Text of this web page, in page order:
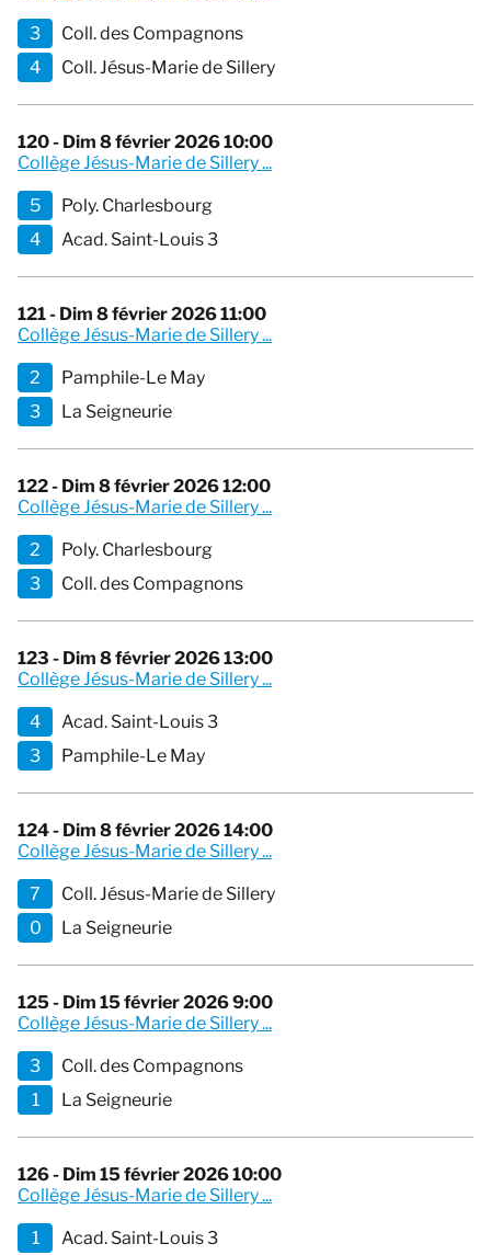
3
Coll. des Compagnons
4
Coll. Jésus-Marie de Sillery
120 - Dim 8 février 2026 10:00
Collège Jésus-Marie de Sillery ...
5
Poly. Charlesbourg
4
Acad. Saint-Louis 3
121 - Dim 8 février 2026 11:00
Collège Jésus-Marie de Sillery ...
2
Pamphile-Le May
3
La Seigneurie
122 - Dim 8 février 2026 12:00
Collège Jésus-Marie de Sillery ...
2
Poly. Charlesbourg
3
Coll. des Compagnons
123 - Dim 8 février 2026 13:00
Collège Jésus-Marie de Sillery ...
4
Acad. Saint-Louis 3
3
Pamphile-Le May
124 - Dim 8 février 2026 14:00
Collège Jésus-Marie de Sillery ...
7
Coll. Jésus-Marie de Sillery
0
La Seigneurie
125 - Dim 15 février 2026 9:00
Collège Jésus-Marie de Sillery ...
3
Coll. des Compagnons
1
La Seigneurie
126 - Dim 15 février 2026 10:00
Collège Jésus-Marie de Sillery ...
1
Acad. Saint-Louis 3